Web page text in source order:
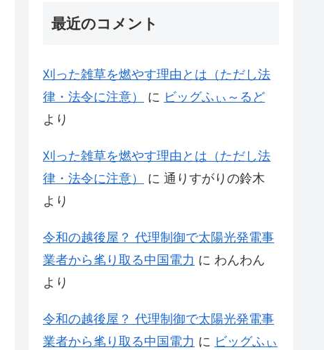
最近のコメント
刈った雑草を燃やす理由とは（ただし法
律・法令に注意）
に ビッグふぃ～るど
より
刈った雑草を燃やす理由とは（ただし法
律・法令に注意）
に 通りすがりの鈴木
より
令和の越後屋？ 代理制御で太陽光発電事
業者から毟り取る中国電力 に わんわん
より
令和の越後屋？ 代理制御で太陽光発電事
業者から毟り取る中国電力 に ビッグふぃ